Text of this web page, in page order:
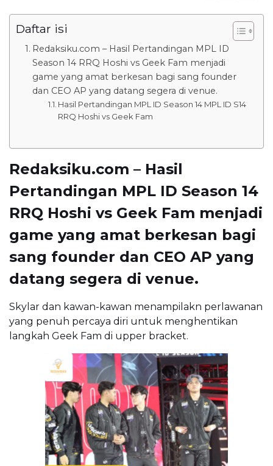
Daftar isi
Redaksiku.com – Hasil Pertandingan MPL ID
Season 14 RRQ Hoshi vs Geek Fam menjadi
game yang amat berkesan bagi sang founder
dan CEO AP yang datang segera di venue.
Hasil Pertandingan MPL ID Season 14 MPL ID S14
RRQ Hoshi vs Geek Fam
Redaksiku.com – Hasil
Pertandingan MPL ID Season 14
RRQ Hoshi vs Geek Fam menjadi
game yang amat berkesan bagi
sang founder dan CEO AP yang
datang segera di venue.
Skylar dan kawan-kawan menampilakn perlawanan
yang penuh percaya diri untuk menghentikan
langkah Geek Fam di upper bracket.